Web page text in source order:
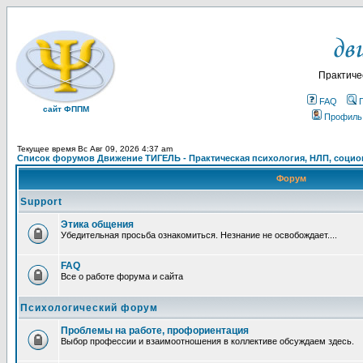
сайт ФППМ
FAQ
Профиль
Текущее время Вс Авг 09, 2026 4:37 am
Список форумов Движение ТИГЕЛЬ - Практическая психология, НЛП,
Форум
Support
Этика общения
Убедительная просьба ознакомиться. Незнание не освобождает....
FAQ
Все о работе форума и сайта
Психологический форум
Проблемы на работе, профориентация
Выбор профессии и взаимоотношения в коллективе обсуждаем здесь.